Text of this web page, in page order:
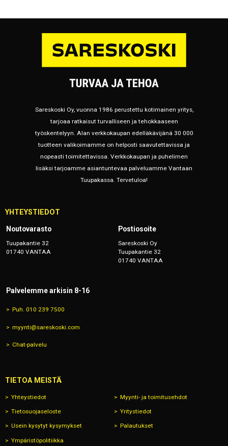
Sareskoski Oy, vuonna 1986 perustettu kotimainen yritys,
tarjoaa ratkaisut turvalliseen ja tehokkaaseen
työskentelyyn. Alan verkkokaupan edelläkävijänä 30 000
tuotteen valikoimamme on helposti saavutettavissa ja
nopeasti toimitettavissa. Verkkokaupan ja puhelimen
lisäksi tarjoamme asiantuntevaa palveluamme Vantaan
Tuupakassa. Tervetuloa!
YHTEYSTIEDOT
Noutovarasto
Tuupakantie 32
01740 VANTAA
Postiosoite
Sareskoski Oy
Tuupakantie 32
01740 VANTAA
Palvelemme arkisin 8-16
Puh. 010 239 7500
myynti@sareskoski.com
Chat-palvelu
TIETOA MEISTÄ
Yhteystiedot Myynti- ja toimitusehdot
Tietosuojaseloste Yritystiedot
Usein kysytyt kysymykset Palautukset
Ympäristöpolitiikka